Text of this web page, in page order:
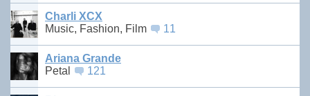
Charli XCX
Music, Fashion, Film
11
Ariana Grande
Petal
121